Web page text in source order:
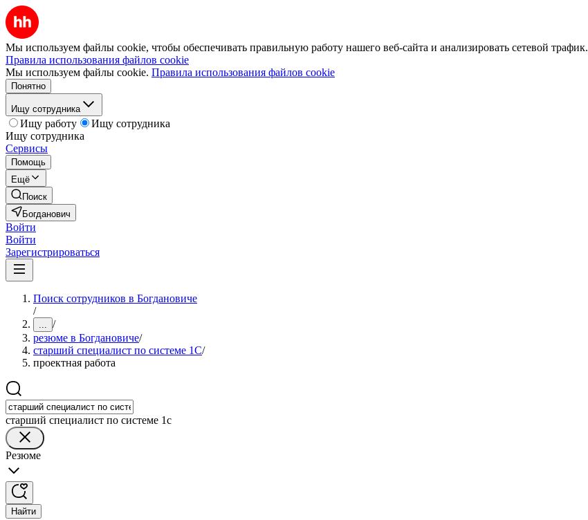
Мы используем файлы cookie, чтобы обеспечивать правильную работу нашего веб-сайта и анализировать сетевой трафик.
Правила использования файлов cookie
Мы используем файлы cookie. Правила использования файлов cookie
Понятно
Ищу сотрудника
Ищу работу
Ищу сотрудника
Ищу сотрудника
Сервисы
Помощь
Ещё
Поиск
Богданович
Войти
Войти
Зарегистрироваться
Поиск сотрудников в Богдановиче
/
... /
резюме в Богдановиче/
старший специалист по системе 1С/
проектная работа
старший специалист по системе 1с
Резюме
Найти